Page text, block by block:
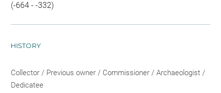
(-664 - -332)
HISTORY
Collector / Previous owner / Commissioner / Archaeologist /
Dedicatee